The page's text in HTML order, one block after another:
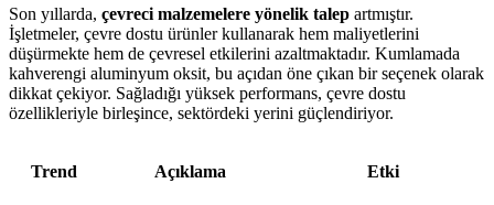
Son yıllarda, çevreci malzemelere yönelik talep artmıştır.
İşletmeler, çevre dostu ürünler kullanarak hem maliyetlerini
düşürmekte hem de çevresel etkilerini azaltmaktadır. Kumlamada
kahverengi aluminyum oksit, bu açıdan öne çıkan bir seçenek olarak
dikkat çekiyor. Sağladığı yüksek performans, çevre dostu
özellikleriyle birleşince, sektördeki yerini güçlendiriyor.
Trend Açıklama Etki